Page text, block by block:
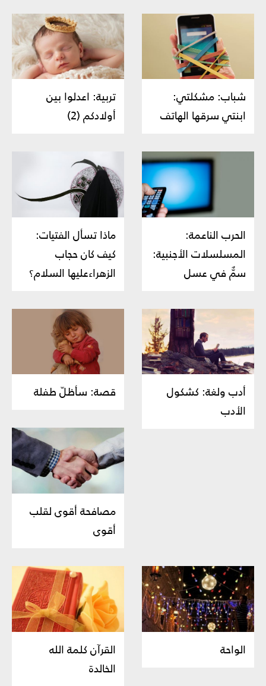
شباب: مشكلتي:
ابنتي سرقها الهاتف
تربية: اعدلوا بين
أولادكم (2)
الحرب الناعمة:
المسلسلات الأجنبية:
سمٌّ في عسل
ماذا تسأل الفتيات:
كيف كان حجاب
الزهراءعليها السلام؟
أدب ولغة: كشكول
الأدب
قصة: سأظلّ طفلة
مصافحة أقوى لقلب
أقوى
الواحة
القرآن كلمة الله
الخالدة